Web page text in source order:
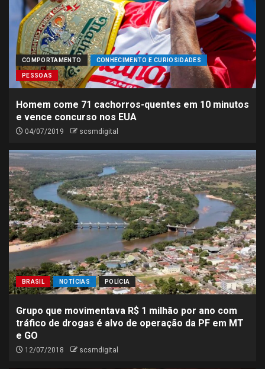
COMPORTAMENTO CONHECIMENTO E CURIOSIDADES
PESSOAS
Homem come 71 cachorros-quentes em 10 minutos
e vence concurso nos EUA
04/07/2019 scsmdigital
BRASIL NOTÍCIAS POLÍCIA
Grupo que movimentava R$ 1 milhão por ano com
tráfico de drogas é alvo de operação da PF em MT
e GO
12/07/2018 scsmdigital